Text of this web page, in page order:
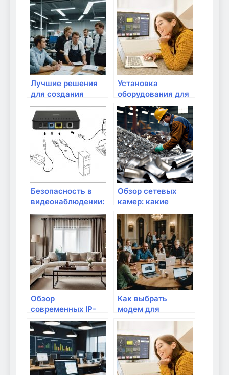
Лучшие решения
для создания
домашнего
кинотеатра
Установка
оборудования для
домашних
кинотеатров
Безопасность в
видеонаблюдении:
как выбрать
оборудование
Обзор сетевых
камер: какие
параметры важны?
Обзор
современных IP-
камер: что выбрать
для дома?
Как выбрать
модем для
домашнего
интернета